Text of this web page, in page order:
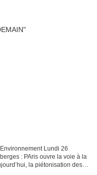
Lundi 26
: PAris ouvre la voie à la
la piétonisation des